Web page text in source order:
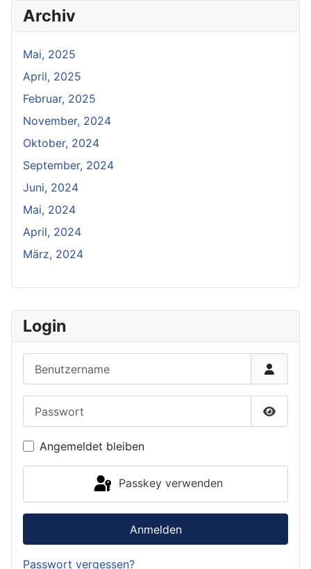
Login
Angemeldet bleiben
Passkey verwenden
Anmelden
Passwort vergessen?
Archiv
Mai, 2025
April, 2025
Februar, 2025
November, 2024
Oktober, 2024
September, 2024
Juni, 2024
Mai, 2024
April, 2024
März, 2024